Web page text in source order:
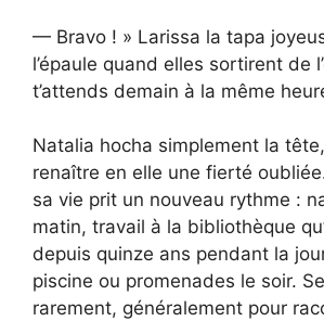
— Bravo ! » Larissa la tapa
l’épaule quand elles sortirent de
t’attends demain à la même
Natalia hocha simplement la
renaître en elle une fierté
sa vie prit un nouveau rythme :
matin, travail à la bibliothèque
depuis quinze ans pendant la
piscine ou promenades le soir.
rarement, généralement pour